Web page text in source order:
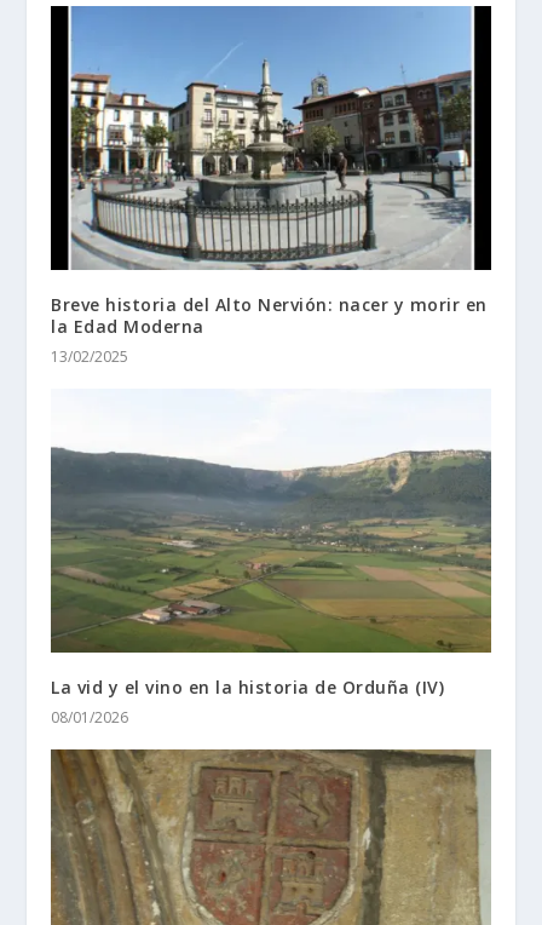
Breve historia del Alto Nervión: nacer y morir en
la Edad Moderna
13/02/2025
La vid y el vino en la historia de Orduña (IV)
08/01/2026